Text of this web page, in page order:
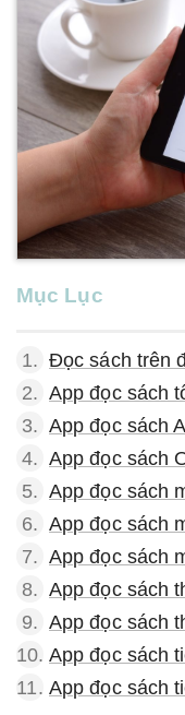
Mục Lục
1. Đọc sách trên
2. App đọc sách
3. App đọc sách
4. App đọc sách
5. App đọc sách
6. App đọc sách
7. App đọc sách
8. App đọc sách
9. App đọc sách
10. App đọc sách
11. App đọc sách